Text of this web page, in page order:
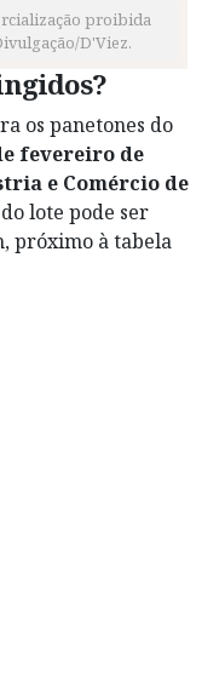
proibida
D'Viez.
os panetones do
fevereiro de
e Comércio de
lote pode ser
próximo à tabela